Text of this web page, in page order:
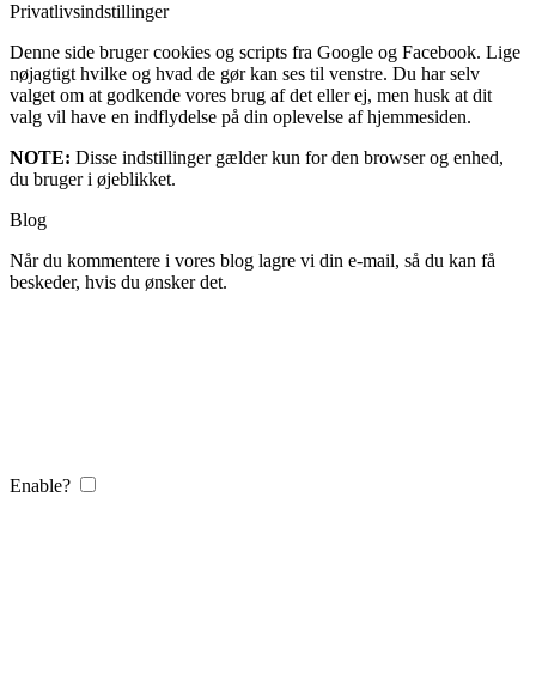
Privatlivsindstillinger
Denne side bruger cookies og scripts fra Google og Facebook. Lige
nøjagtigt hvilke og hvad de gør kan ses til venstre. Du har selv
valget om at godkende vores brug af det eller ej, men husk at dit
valg vil have en indflydelse på din oplevelse af hjemmesiden.
NOTE: Disse indstillinger gælder kun for den browser og enhed,
du bruger i øjeblikket.
Blog
Når du kommentere i vores blog lagre vi din e-mail, så du kan få
beskeder, hvis du ønsker det.
Enable?